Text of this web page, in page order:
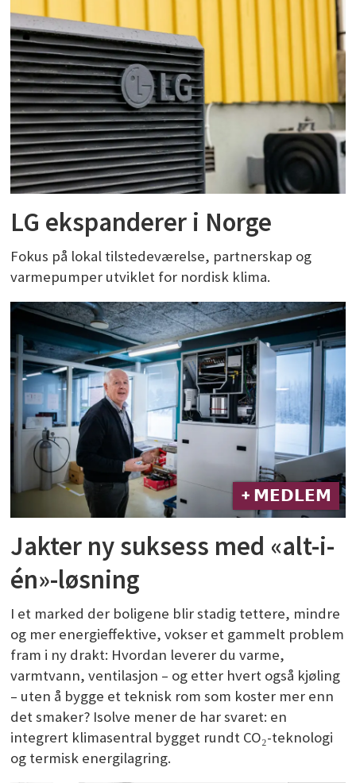
LG ekspanderer i Norge
Fokus på lokal tilstedeværelse, partnerskap og
varmepumper utviklet for nordisk klima.
+ 𝗠𝗘𝗗𝗟𝗘𝗠
Jakter ny suksess med «alt-i-
én»-løsning
I et marked der boligene blir stadig tettere, mindre
og mer energieffektive, vokser et gammelt problem
fram i ny drakt: Hvordan leverer du varme,
varmtvann, ventilasjon – og etter hvert også kjøling
– uten å bygge et teknisk rom som koster mer enn
det smaker? Isolve mener de har svaret: en
integrert klimasentral bygget rundt CO₂-teknologi
og termisk energilagring.